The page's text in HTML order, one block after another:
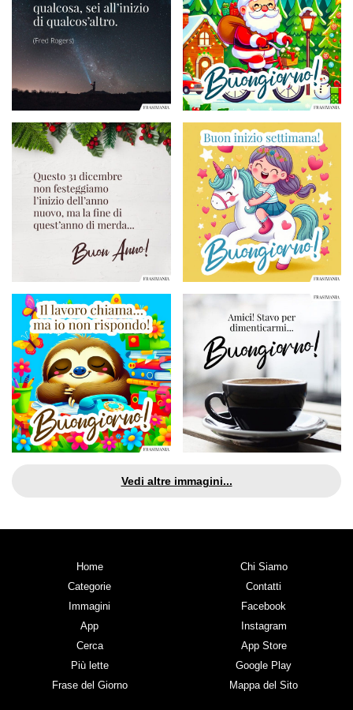
Vedi altre immagini...
Home
Categorie
Immagini
App
Cerca
Più lette
Frase del Giorno
Chi Siamo
Contatti
Facebook
Instagram
App Store
Google Play
Mappa del Sito